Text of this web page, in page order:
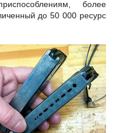
более
до 50 000 ресурс